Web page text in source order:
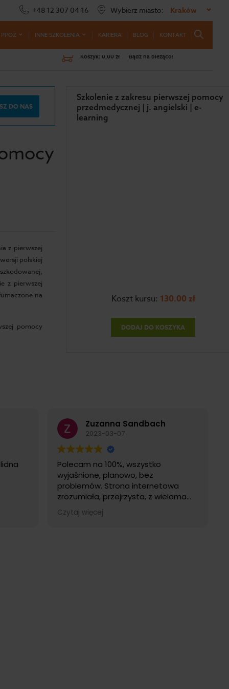
+48 12 307 04 16 Wybierz miasto: Kraków
INNE SZKOLENIA KARIERA BLOG KONTAKT
Koszyk: 0,00 zł Bądź na bieżąco!
DO NAS
z pierwszej
polskiej
z pierwszej
na
pomocy
Szkolenie z zakresu pierwszej pomocy
przedmedycznej | j. angielski | e-
learning
Koszt kursu: 130.00 zł
DODAJ DO KOSZYKA
Zuzanna Sandbach
2023-03-07
Polecam na 100%, wszystko
wyjaśnione, planowo, bez
problemów. Strona internetowa
zrozumiała, przejrzysta, z wieloma
ułatwieniami użytkowania. Obsługa
miła i znająca się na rzeczy. Na
Czytaj więcej